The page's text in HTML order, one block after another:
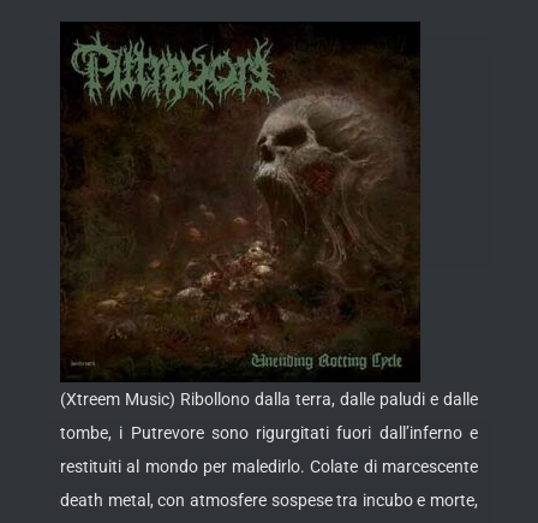
(Xtreem Music) Ribollono dalla terra, dalle paludi e dalle
tombe, i Putrevore sono rigurgitati fuori dall’inferno e
restituiti al mondo per maledirlo. Colate di marcescente
death metal, con atmosfere sospese tra incubo e morte,